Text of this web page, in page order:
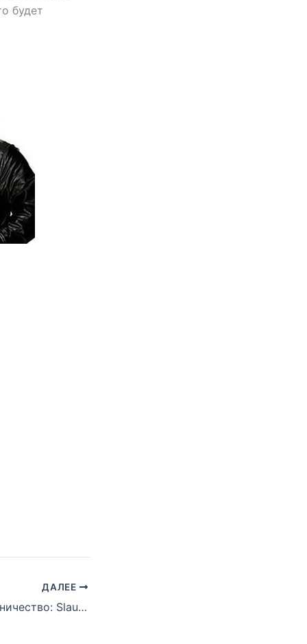
будет
ДАЛЕЕ
Звёздное сотрудничество: Slaughterhouse и Black Hippy. Мечта для любителей лирики.